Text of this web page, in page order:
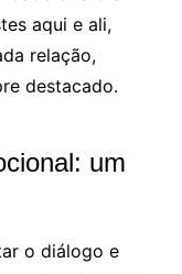
aqui e ali,
relação,
destacado.
um
o diálogo e